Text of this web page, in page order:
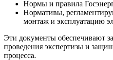
Нормы и правила
Нормативы,
монтаж и эксплуатацию
Эти документы обеспечивают
проведения экспертизы и
процесса.